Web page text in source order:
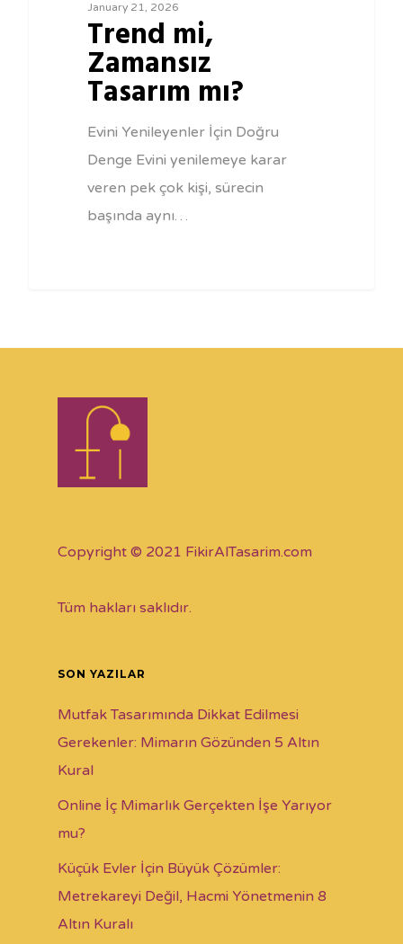
January 21, 2026
Trend mi,
Zamansız
Tasarım mı?
Evini Yenileyenler İçin Doğru
Denge Evini yenilemeye karar
veren pek çok kişi, sürecin
başında aynı…
Copyright © 2021 FikirAlTasarim.com
Tüm hakları saklıdır.
SON YAZILAR
Mutfak Tasarımında Dikkat Edilmesi
Gerekenler: Mimarın Gözünden 5 Altın
Kural
Online İç Mimarlık Gerçekten İşe Yarıyor
mu?
Küçük Evler İçin Büyük Çözümler:
Metrekareyi Değil, Hacmi Yönetmenin 8
Altın Kuralı